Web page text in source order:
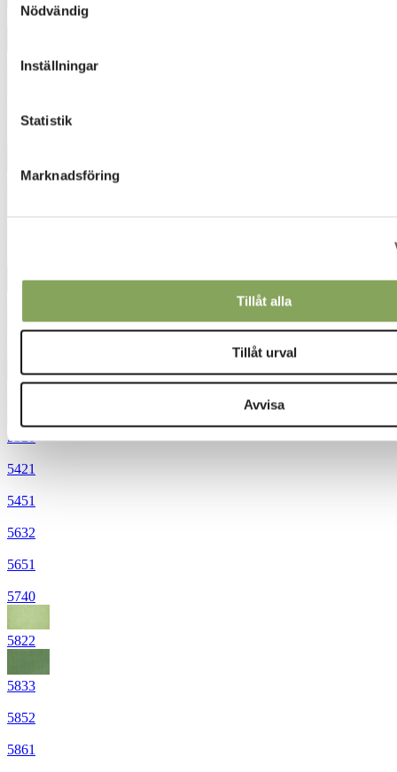
Nödvändig
Inställningar
Statistik
Marknadsföring
Tillåt alla
Tillåt urval
Avvisa
4461
4462
4552
5320
5421
5451
5632
5651
5740
5822
5833
5852
5861